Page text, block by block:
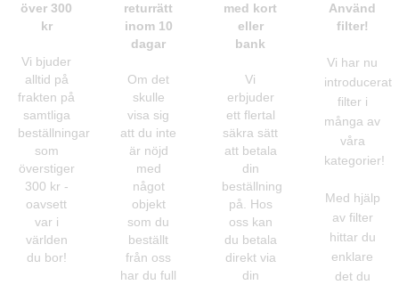
över 300
kr
Vi bjuder
alltid på
frakten på
samtliga
beställningar
som
överstiger
300 kr -
oavsett
var i
världen
du bor!
returrätt
inom 10
dagar
Om det
skulle
visa sig
att du inte
är nöjd
med
något
objekt
som du
beställt
från oss
har du full
med kort
eller
bank
Vi
erbjuder
ett flertal
säkra sätt
att betala
din
beställning
på. Hos
oss kan
du betala
direkt via
din
Använd
filter!
Vi har nu
introducerat
filter i
många av
våra
kategorier!
Med hjälp
av filter
hittar du
enklare
det du